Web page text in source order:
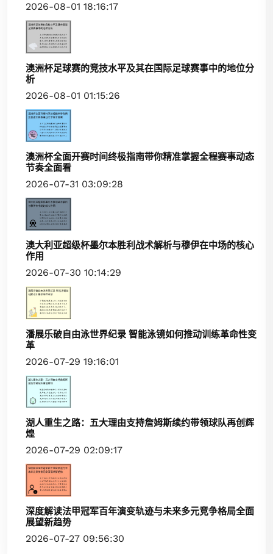
2026-08-01 18:16:17
澳洲杯足球赛的竞技水平及其在国际足球赛事中的地位分
析
2026-08-01 01:15:26
澳洲杯全面开赛时间终极指南带你精准掌握全程赛事动态
节奏全面看
2026-07-31 03:09:28
澳大利亚超级杯墨尔本胜利战术解析与穆伊在中场的核心
作用
2026-07-30 10:14:29
潘展乐破自由泳世界纪录 智能泳镜如何推动训练革命性变
革
2026-07-29 19:16:01
湖人重生之路：五大理由支持詹姆斯续约带领球队再创辉
煌
2026-07-29 02:09:17
深度解读法甲冠军百年演变轨迹与未来多元竞争格局全面
展望新趋势
2026-07-27 09:56:30